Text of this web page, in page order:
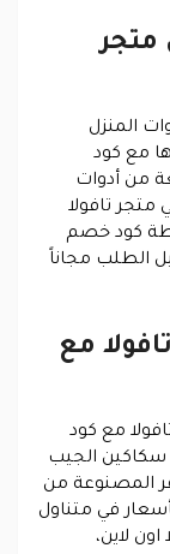
متجر
المنزل
مع كود
من أدوات
تافولا
كود خصم
الطلب مجاناً
مع
مع كود
سكاكين الجيب
المصنوعة من
في متناول
لاين،